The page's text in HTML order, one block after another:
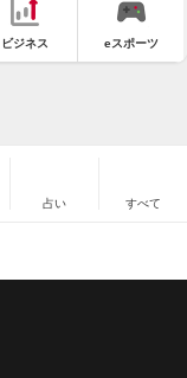
ビジネス eスポーツ
占い すべて